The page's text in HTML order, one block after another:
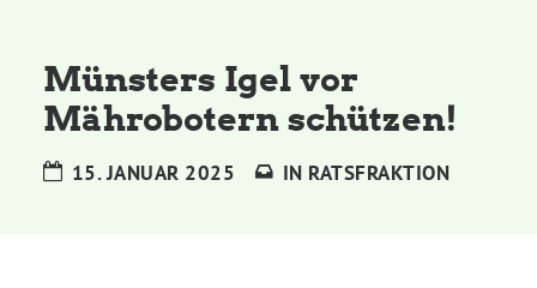
Grünes Zentrum
Münsters Igel vor
Mährobotern schützen!
15. JANUAR 2025 IN RATSFRAKTION